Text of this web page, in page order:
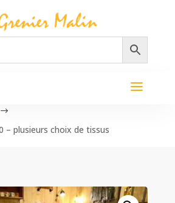
$
– plusieurs choix de tissus